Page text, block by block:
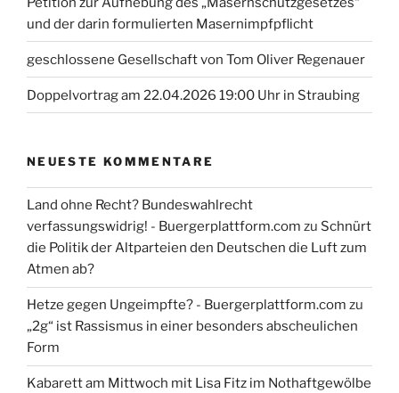
und der darin formulierten Masernimpfpflicht
geschlossene Gesellschaft von Tom Oliver Regenauer
Doppelvortrag am 22.04.2026 19:00 Uhr in Straubing
NEUESTE KOMMENTARE
Land ohne Recht? Bundeswahlrecht
verfassungswidrig! - Buergerplattform.com zu Schnürt
die Politik der Altparteien den Deutschen die Luft zum
Atmen ab?
Hetze gegen Ungeimpfte? - Buergerplattform.com zu
„2g“ ist Rassismus in einer besonders abscheulichen
Form
Kabarett am Mittwoch mit Lisa Fitz im Nothaftgewölbe